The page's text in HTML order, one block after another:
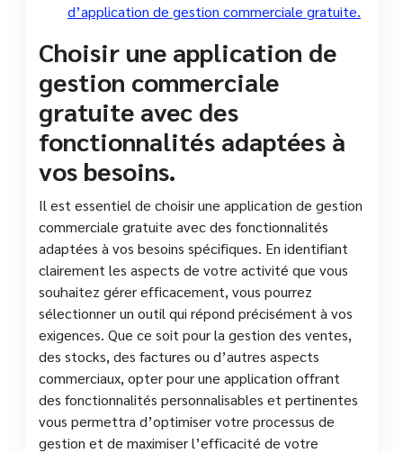
d’application de gestion commerciale gratuite.
Choisir une application de
gestion commerciale
gratuite avec des
fonctionnalités adaptées à
vos besoins.
Il est essentiel de choisir une application de gestion
commerciale gratuite avec des fonctionnalités
adaptées à vos besoins spécifiques. En identifiant
clairement les aspects de votre activité que vous
souhaitez gérer efficacement, vous pourrez
sélectionner un outil qui répond précisément à vos
exigences. Que ce soit pour la gestion des ventes,
des stocks, des factures ou d’autres aspects
commerciaux, opter pour une application offrant
des fonctionnalités personnalisables et pertinentes
vous permettra d’optimiser votre processus de
gestion et de maximiser l’efficacité de votre